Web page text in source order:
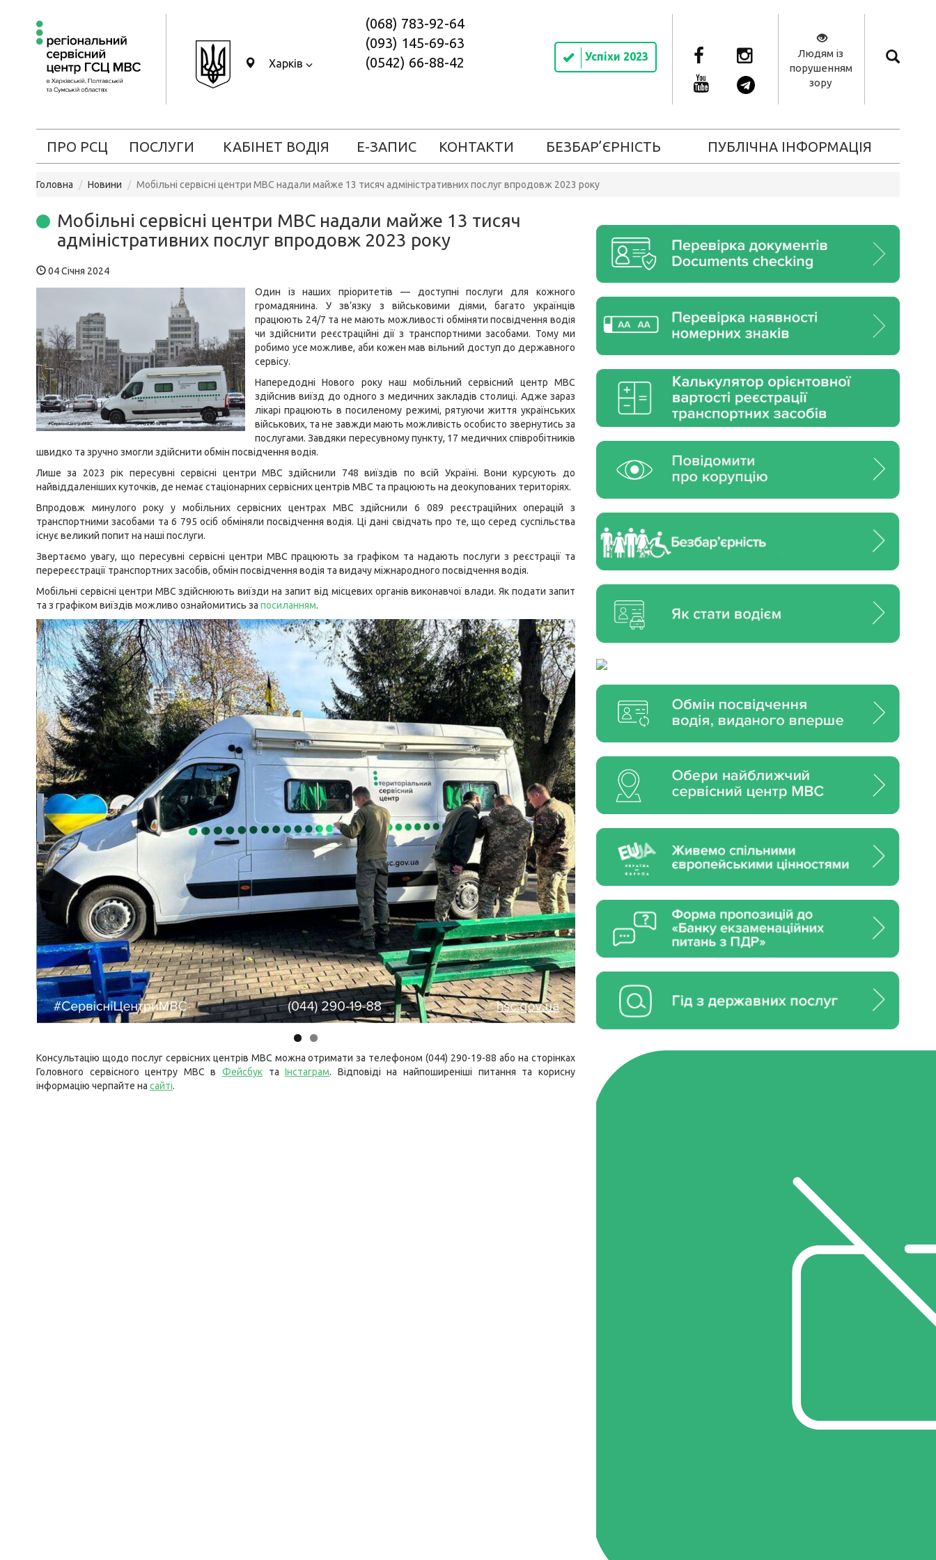
Харків
(068) 783-92-64
(093) 145-69-63
(0542) 66-88-42
Успіхи 2023
Людям із
порушенням
зору
ПРО РСЦ ПОСЛУГИ КАБІНЕТ ВОДІЯ Е-ЗАПИС КОНТАКТИ БЕЗБАР’ЄРНІСТЬ ПУБЛІЧНА ІНФОРМАЦІЯ
Головна Новини Мобільні сервісні центри МВС надали майже 13 тисяч адміністративних послуг впродовж 2023 року
Мобільні сервісні центри МВС надали майже 13 тисяч
адміністративних послуг впродовж 2023 року
04 Січня 2024
Один із наших пріоритетів — доступні послуги для кожного
громадянина. У зв’язку з військовими діями, багато українців
працюють 24/7 та не мають можливості обміняти посвідчення водія
чи здійснити реєстраційні дії з транспортними засобами. Тому ми
робимо усе можливе, аби кожен мав вільний доступ до державного
сервісу.
Напередодні Нового року наш мобільний сервісний центр МВС
здійснив виїзд до одного з медичних закладів столиці. Адже зараз
лікарі працюють в посиленому режимі, рятуючи життя українських
військових, та не завжди мають можливість особисто звернутись за
послугами. Завдяки пересувному пункту, 17 медичних співробітників
швидко та зручно змогли здійснити обмін посвідчення водія.
Лише за 2023 рік пересувні сервісні центри МВС здійснили 748 виїздів по всій Україні. Вони курсують до
найвіддаленіших куточків, де немає стаціонарних сервісних центрів МВС та працюють на деокупованих територіях.
Впродовж минулого року у мобільних сервісних центрах МВС здійснили 6 089 реєстраційних операцій з
транспортними засобами та 6 795 осіб обміняли посвідчення водія. Ці дані свідчать про те, що серед суспільства
існує великий попит на наші послуги.
Звертаємо увагу, що пересувні сервісні центри МВС працюють за графіком та надають послуги з реєстрації та
перереєстрації транспортних засобів, обмін посвідчення водія та видачу міжнародного посвідчення водія.
Мобільні сервісні центри МВС здійснюють виїзди на запит від місцевих органів виконавчої влади. Як подати запит
та з графіком виїздів можливо ознайомитись за посиланням.
Консультацію щодо послуг сервісних центрів МВС можна отримати за телефоном (044) 290-19-88 або на сторінках
Головного сервісного центру МВС вФейсбук таІнстаграм. Відповіді на найпоширеніші питання та корисну
інформацію черпайте на сайті.